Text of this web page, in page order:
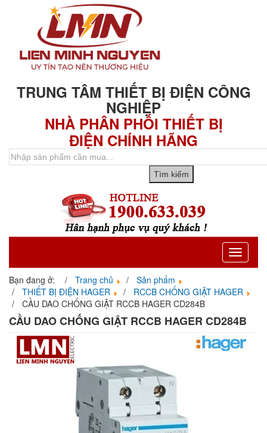
TRUNG TÂM THIẾT BỊ ĐIỆN CÔNG
NGHIỆP
NHÀ PHÂN PHỐI THIẾT BỊ
ĐIỆN CHÍNH HÃNG
Toggle
Bạn đang ở: Trang chủ
Sản phẩm
THIẾT BỊ ĐIỆN HAGER
RCCB CHỐNG GIẬT HAGER
CẦU DAO CHỐNG GIẬT RCCB HAGER CD284B
CẦU DAO CHỐNG GIẬT RCCB HAGER CD284B